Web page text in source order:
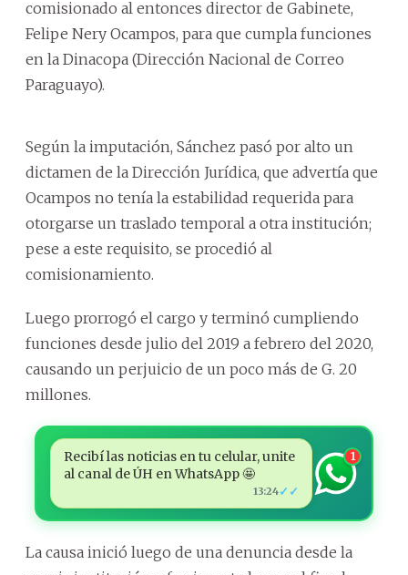
comisionado al entonces director de Gabinete,
Felipe Nery Ocampos, para que cumpla funciones
en la Dinacopa (Dirección Nacional de Correo
Paraguayo).
Según la imputación, Sánchez pasó por alto un
dictamen de la Dirección Jurídica, que advertía que
Ocampos no tenía la estabilidad requerida para
otorgarse un traslado temporal a otra institución;
pese a este requisito, se procedió al
comisionamiento.
Luego prorrogó el cargo y terminó cumpliendo
funciones desde julio del 2019 a febrero del 2020,
causando un perjuicio de un poco más de G. 20
millones.
Recibí las noticias en tu celular, unite
al canal de ÚH en WhatsApp 🤩
13:24✓✓
1
La causa inició luego de una denuncia desde la